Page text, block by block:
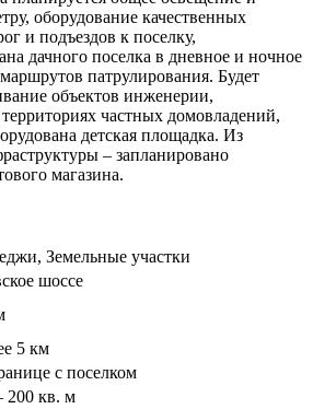
оборудование качественных
и подъездов к поселку,
дачного поселка в дневное и ночное
патрулирования. Будет
объектов инженерии,
частных домовладений,
детская площадка. Из
– запланировано
магазина.
Земельные участки
шоссе
5 км
с поселком
200 кв. м